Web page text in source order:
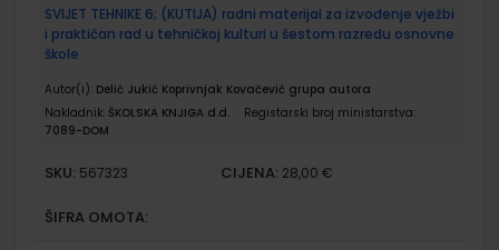
SVIJET TEHNIKE 6; (KUTIJA) radni materijal za izvođenje vježbi
i praktičan rad u tehničkoj kulturi u šestom razredu osnovne
škole
Autor(i): Delić Jukić Koprivnjak Kovačević grupa autora
Nakladnik: ŠKOLSKA KNJIGA d.d.
Registarski broj ministarstva:
7089-DOM
SKU: 567323 CIJENA: 28,00 €
ŠIFRA OMOTA: